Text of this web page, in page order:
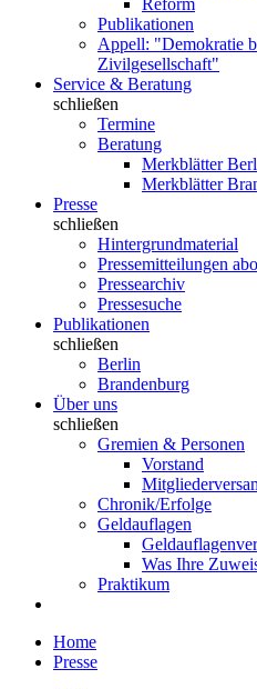
Reform
Publikationen
Appell: "Demokratie
Zivilgesellschaft"
Service & Beratung
schließen
Termine
Beratung
Merkblätter
Merkblätter
Presse
schließen
Hintergrundmaterial
Pressemitteilungen
Pressearchiv
Pressesuche
Publikationen
schließen
Berlin
Brandenburg
Über uns
schließen
Gremien & Personen
Vorstand
Chronik/Erfolge
Geldauflagen
Was Ihre
Praktikum
Home
Presse